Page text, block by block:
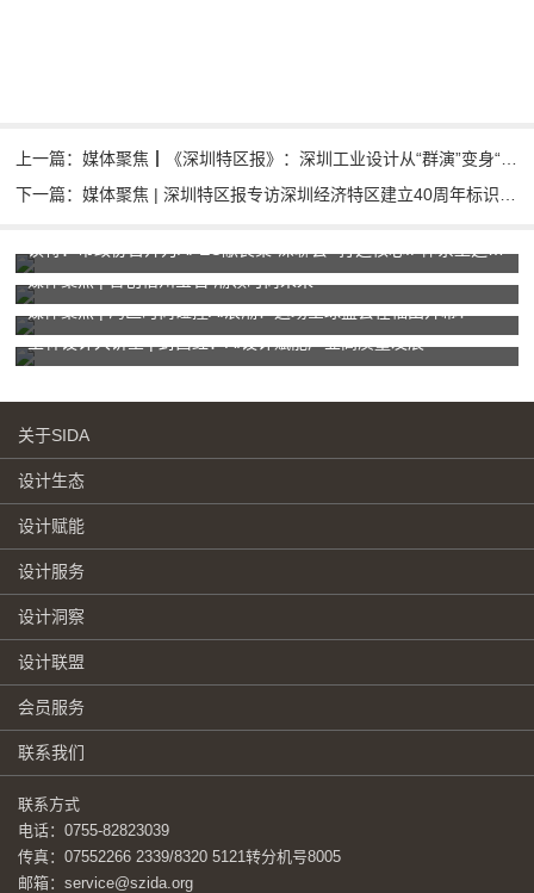
关于SIDA
设计生态
设计赋能
设计服务
设计洞察
设计联盟
会员服务
联系我们
联系方式
电话：0755-82823039
传真：07552266 2339/8320 5121转分机号8005
邮箱：service@szida.org